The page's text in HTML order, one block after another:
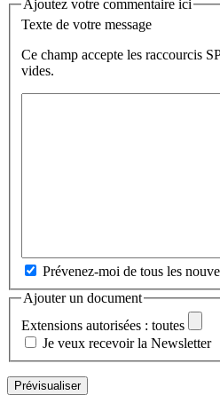
Ajoutez votre commentaire ici
Texte de votre message
Ce champ accepte les raccourcis
vides.
Prévenez-moi de tous les
Ajouter un document
Extensions autorisées : toutes
Je veux recevoir la Newsletter